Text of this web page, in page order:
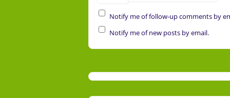
Notify me of follow-up comments by
Notify me of new posts by email.